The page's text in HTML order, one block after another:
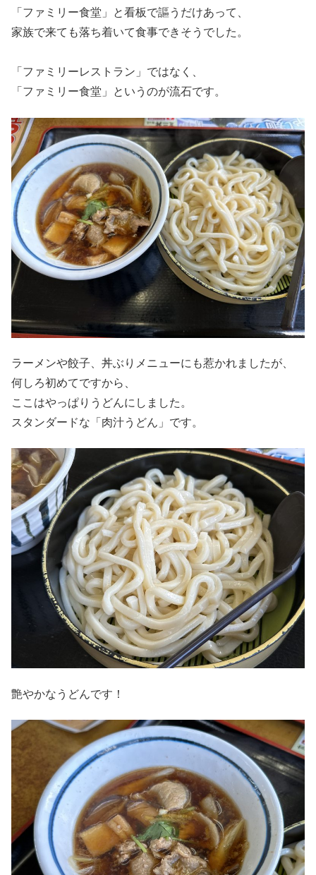
「ファミリー食堂」と看板で謳うだけあって、
家族で来ても落ち着いて食事できそうでした。
「ファミリーレストラン」ではなく、
「ファミリー食堂」というのが流石です。
ラーメンや餃子、丼ぶりメニューにも惹かれましたが、
何しろ初めてですから、
ここはやっぱりうどんにしました。
スタンダードな「肉汁うどん」です。
艶やかなうどんです！